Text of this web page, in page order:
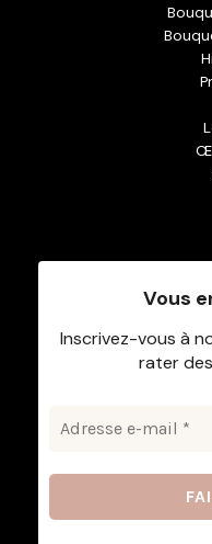
Vous
Inscrivez-vous à
rater